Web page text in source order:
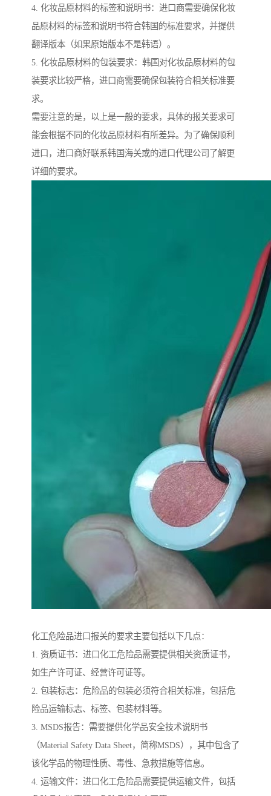
4. 化妆品原材料的标签和说明书：进口商需要确保化妆
品原材料的标签和说明书符合韩国的标准要求，并提供
翻译版本（如果原始版本不是韩语）。
5. 化妆品原材料的包装要求：韩国对化妆品原材料的包
装要求比较严格，进口商需要确保包装符合相关标准要
求。
需要注意的是，以上是一般的要求，具体的报关要求可
能会根据不同的化妆品原材料有所差异。为了确保顺利
进口，进口商好联系韩国海关或的进口代理公司了解更
详细的要求。
化工危险品进口报关的要求主要包括以下几点：
1. 资质证书：进口化工危险品需要提供相关资质证书，
如生产许可证、经营许可证等。
2. 包装标志：危险品的包装必须符合相关标准，包括危
险品运输标志、标签、包装材料等。
3. MSDS报告：需要提供化学品安全技术说明书
（Material Safety Data Sheet，简称MSDS），其中包含了
该化学品的物理性质、毒性、急救措施等信息。
4. 运输文件：进口化工危险品需要提供运输文件，包括